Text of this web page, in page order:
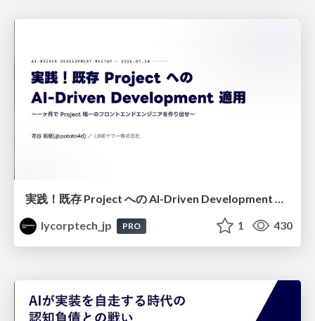
実践！既存 Project への AI-Driven Development 適用〜 一ヶ月で Project 唯一のフロントエンドエンジニアを作り出せ〜
lycorptech_jp
PRO 1 430